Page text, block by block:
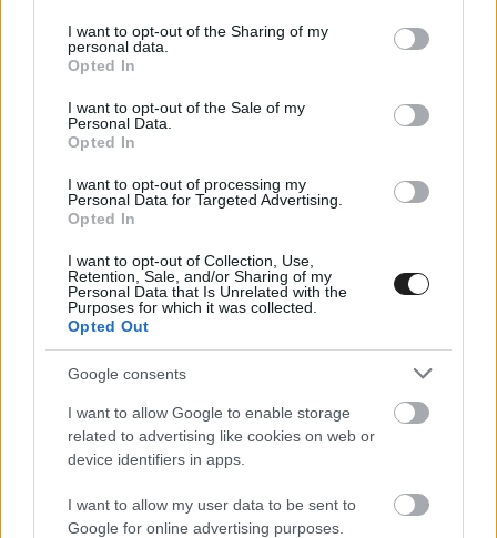
not limited to your visit or usage behaviour. You may click to
grant or deny consent to Google and its third-party tags to
use your data for below specified purposes in below Google
consent section.
I want to opt-out of the Sharing of my
personal data.
Opted In
I want to opt-out of the Sale of my
Personal Data.
Opted In
I want to opt-out of processing my
Personal Data for Targeted Advertising.
Opted In
I want to opt-out of Collection, Use,
Retention, Sale, and/or Sharing of my
Personal Data that Is Unrelated with the
Purposes for which it was collected.
Opted Out
Google consents
I want to allow Google to enable storage
related to advertising like cookies on web or
device identifiers in apps.
I want to allow my user data to be sent to
Google for online advertising purposes.
„Kínában tettünk egy próbát az ismeretlenbe a
Én abban a hiszemben voltam, hogy ez a
jövőbeli fejlődésemet szolgálja, hogy
megértsem az autót. Úgyhogy örömmel
vezettem ilyen beállítással, de aztán azt a
teljesítményt tulajdonképpen arra használták
fel, hogy lefokozzanak a csapatból.”
Azt Lawson sem vitatja, hogy nem sikerült jól az